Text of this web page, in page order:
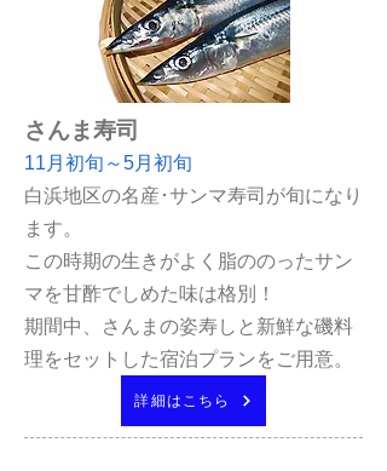
さんま寿司
11月初旬～5月初旬
白浜地区の名産･サンマ寿司が旬になり
ます。
この時期の生きがよく脂ののったサン
マを甘酢でしめた味は格別！
期間中、さんまの姿寿しと新鮮な磯料
理をセットした宿泊プランをご用意。
詳細はこちら